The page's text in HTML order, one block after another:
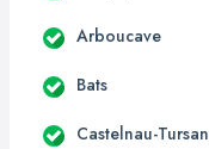
Arboucave
Bats
Castelnau-Tursan